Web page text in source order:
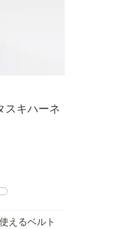
スキハーネ
えるベルト